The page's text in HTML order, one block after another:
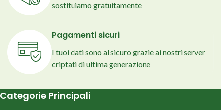
sostituiamo gratuitamente
Pagamenti sicuri
I tuoi dati sono al sicuro grazie ai nostri server
criptati di ultima generazione
Categorie Principali